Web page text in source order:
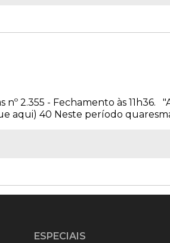
2.355 - Fechamento às 11h36.
aqui) 40 Neste período
ESPECIAIS